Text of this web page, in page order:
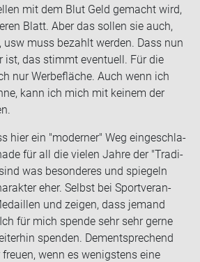
mit dem Blut Geld ge­macht wird,
Blatt. Aber das sol­len sie auch,
usw muss be­zahlt wer­den. Dass nun
ist, das stimmt even­tu­ell. Für die
nur Wer­be­flä­che. Auch wenn ich
kann ich mich mit kei­nem der
hier ein "mo­der­ner" Weg ein­ge­schla­
für all die vie­len Jahre der "Tra­di­
was be­son­de­res und spie­geln
eher. Selbst bei Sport­ver­an­
und zei­gen, dass je­mand
für mich spen­de sehr sehr gerne
spen­den. Dem­entspre­chend
wenn es we­nigs­tens eine